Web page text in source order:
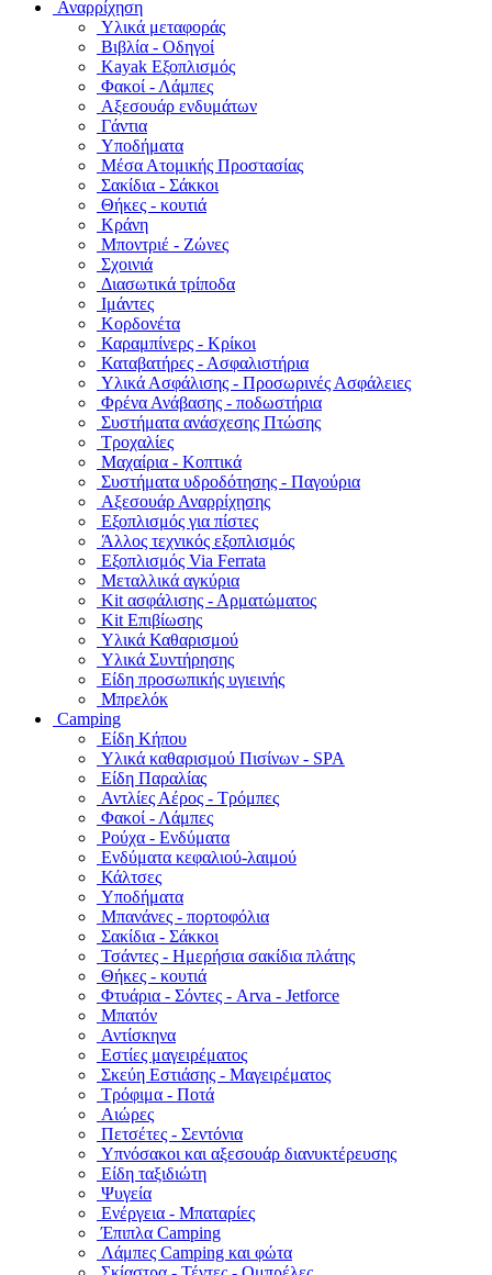
Αναρρίχηση
Υλικά μεταφοράς
Βιβλία - Οδηγοί
Kayak Εξοπλισμός
Φακοί - Λάμπες
Αξεσουάρ ενδυμάτων
Γάντια
Υποδήματα
Μέσα Ατομικής Προστασίας
Σακίδια - Σάκκοι
Θήκες - κουτιά
Κράνη
Μποντριέ - Ζώνες
Σχοινιά
Διασωτικά τρίποδα
Ιμάντες
Κορδονέτα
Καραμπίνερς - Κρίκοι
Καταβατήρες - Ασφαλιστήρια
Υλικά Ασφάλισης - Προσωρινές Ασφάλειες
Φρένα Ανάβασης - ποδωστήρια
Συστήματα ανάσχεσης Πτώσης
Τροχαλίες
Μαχαίρια - Κοπτικά
Συστήματα υδροδότησης - Παγούρια
Αξεσουάρ Αναρρίχησης
Εξοπλισμός για πίστες
Άλλος τεχνικός εξοπλισμός
Εξοπλισμός Via Ferrata
Μεταλλικά αγκύρια
Kit ασφάλισης - Αρματώματος
Kit Επιβίωσης
Υλικά Καθαρισμού
Υλικά Συντήρησης
Είδη προσωπικής υγιεινής
Μπρελόκ
Camping
Είδη Κήπου
Υλικά καθαρισμού Πισίνων - SPA
Είδη Παραλίας
Αντλίες Αέρος - Τρόμπες
Φακοί - Λάμπες
Ρούχα - Ενδύματα
Ενδύματα κεφαλιού-λαιμού
Κάλτσες
Υποδήματα
Μπανάνες - πορτοφόλια
Σακίδια - Σάκκοι
Τσάντες - Ημερήσια σακίδια πλάτης
Θήκες - κουτιά
Φτυάρια - Σόντες - Arva - Jetforce
Μπατόν
Αντίσκηνα
Εστίες μαγειρέματος
Σκεύη Εστιάσης - Μαγειρέματος
Τρόφιμα - Ποτά
Αιώρες
Πετσέτες - Σεντόνια
Υπνόσακοι και αξεσουάρ διανυκτέρευσης
Είδη ταξιδιώτη
Ψυγεία
Ενέργεια - Μπαταρίες
Έπιπλα Camping
Λάμπες Camping και φώτα